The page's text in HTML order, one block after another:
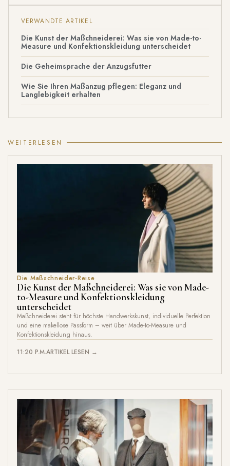
VERWANDTE ARTIKEL
Die Kunst der Maßchneiderei: Was sie von Made-to-
Measure und Konfektionskleidung unterscheidet
Die Geheimsprache der Anzugsfutter
Wie Sie Ihren Maßanzug pflegen: Eleganz und
Langlebigkeit erhalten
WEITERLESEN
Die Maßschneider-Reise
Die Kunst der Maßchneiderei: Was sie von Made-
to-Measure und Konfektionskleidung
unterscheidet
Maßchneiderei steht für höchste Handwerkskunst, individuelle Perfektion
und eine makellose Passform – weit über Made-to-Measure und
Konfektionskleidung hinaus.
11:20 P.M.ARTIKEL LESEN →